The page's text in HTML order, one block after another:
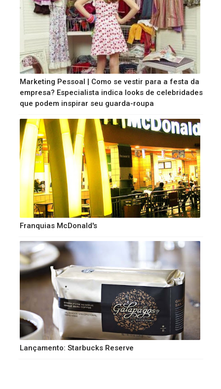
Marketing Pessoal | Como se vestir para a festa da
empresa? Especialista indica looks de celebridades
que podem inspirar seu guarda-roupa
Franquias McDonald's
Lançamento: Starbucks Reserve